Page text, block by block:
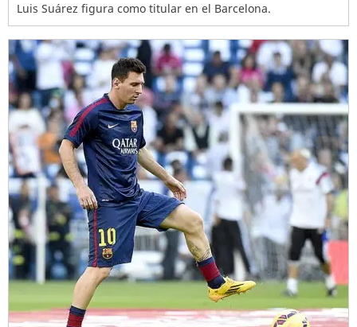
Luis Suárez figura como titular en el Barcelona.